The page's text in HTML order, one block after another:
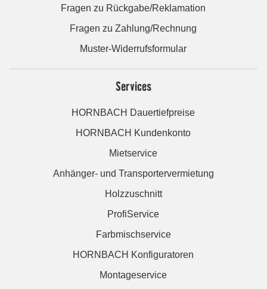
Fragen zu Rückgabe/Reklamation
Fragen zu Zahlung/Rechnung
Muster-Widerrufsformular
Services
HORNBACH Dauertiefpreise
HORNBACH Kundenkonto
Mietservice
Anhänger- und Transportervermietung
Holzzuschnitt
ProfiService
Farbmischservice
HORNBACH Konfiguratoren
Montageservice